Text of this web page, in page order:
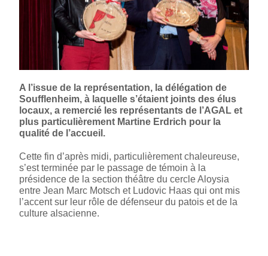
A l’issue de la représentation, la délégation de
Soufflenheim, à laquelle s’étaient joints des élus
locaux, a remercié les représentants de l’AGAL et
plus particulièrement Martine Erdrich pour la
qualité de l’accueil.
Cette fin d’après midi, particulièrement chaleureuse,
s’est terminée par le passage de témoin à la
présidence de la section théâtre du cercle Aloysia
entre Jean Marc Motsch et Ludovic Haas qui ont mis
l’accent sur leur rôle de défenseur du patois et de la
culture alsacienne.